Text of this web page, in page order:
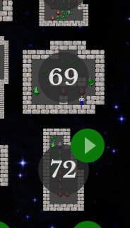
69
72